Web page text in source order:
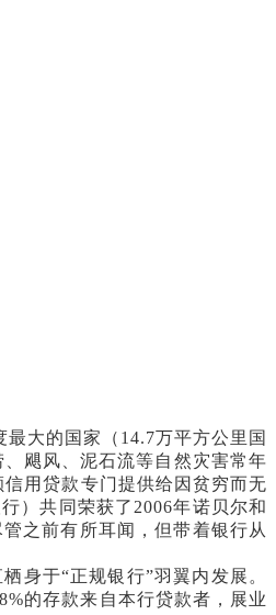
大的国家（14.7万平方公里国
飓风、泥石流等自然灾害常年
用贷款专门提供给因贫穷而无
）共同荣获了2006年诺贝尔和
之前有所耳闻，但带着银行从
身于“正规银行”羽翼内发展。
的存款来自本行贷款者，展业